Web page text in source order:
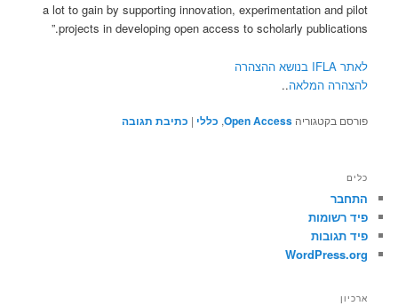
a lot to gain by supporting innovation, experimentation and pilot
projects in developing open access to scholarly publications.”
לאתר IFLA בנושא ההצהרה
להצהרה המלאה..
פורסם בקטגוריה Open Access
, כללי | כתיבת תגובה
כלים
התחבר
פיד רשומות
פיד תגובות
WordPress.org
ארכיון